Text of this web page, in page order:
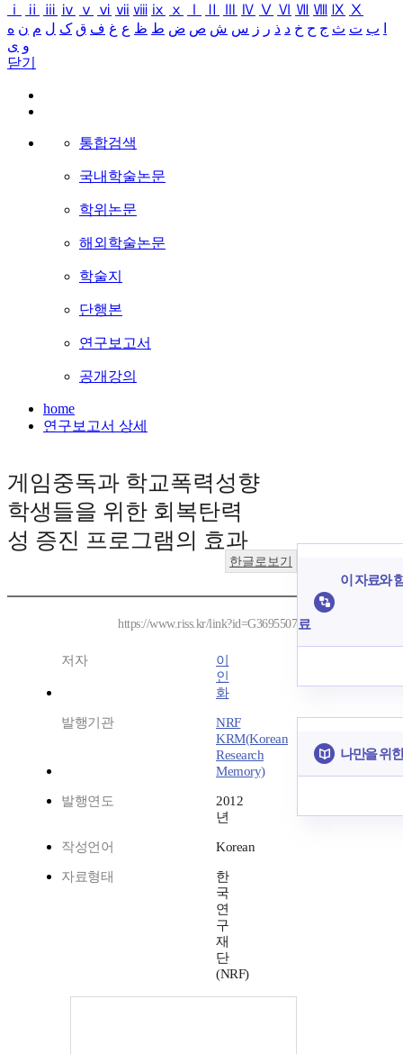
ⅰ
ⅱ ⅲ ⅳ ⅴ ⅵ ⅶ ⅷ ⅸ ⅹ Ⅳ Ⅴ Ⅵ Ⅶ Ⅷ Ⅸ Ⅹ
ب ت ث ج ح خ د ذ ر ز س ش ص ض ط ظ ع غ ف ق ک ل م ن ه
و ی
닫기
통합검색
국내학술논문
학위논문
해외학술논문
학술지
단행본
연구보고서
공개강의
home
연구보고서 상세
게임중독과 학교폭력성향
학생들을 위한 회복탄력
성 증진 프로그램의 효과
한글로보기
https://www.riss.kr/link?id=G3695507
저자
이
인
화
발행기관
NRF
KRM(Korean
Research
Memory)
발행연도
2012
년
작성언어 Korean
자료형태
한
국
연
구
재
단
(NRF)
이 자료와
료
나만을 위